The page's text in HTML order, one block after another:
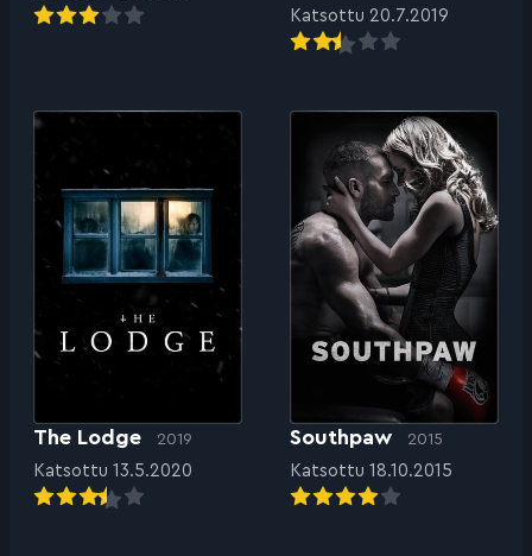
Katsottu 20.7.2019
The Lodge 2019
Katsottu 13.5.2020
Southpaw 2015
Katsottu 18.10.2015